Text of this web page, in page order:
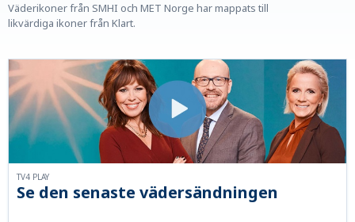
Väderikoner från SMHI och MET Norge har mappats till
likvärdiga ikoner från Klart.
Se den senaste vädersändningen
TV4 PLAY